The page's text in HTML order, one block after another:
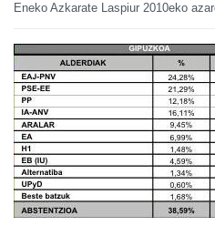
Eneko Azkarate Laspiur 2010eko